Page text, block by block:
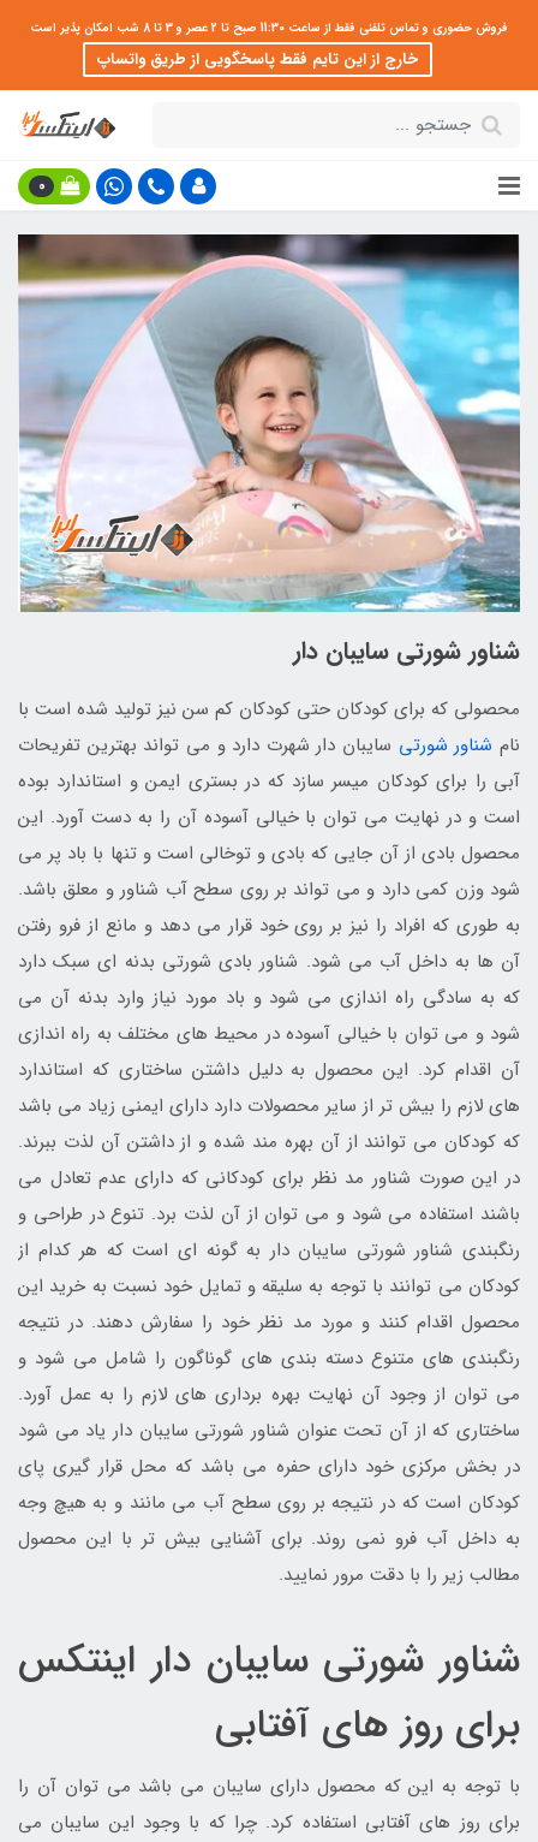
فروش حضوری و تماس تلفنی فقط از ساعت 11:30 صبح تا 2 عصر و 3 تا 8 شب امکان پذیر است
خارج از این تایم فقط پاسخگویی از طریق واتساپ
0
شناور شورتی سایبان دار
محصولی که برای کودکان حتی کودکان کم سن نیز تولید شده است با
نام شناور شورتی سایبان دار شهرت دارد و می تواند بهترین تفریحات
آبی را برای کودکان میسر سازد که در بستری ایمن و استاندارد بوده
است و در نهایت می توان با خیالی آسوده آن را به دست آورد. این
محصول بادی از آن جایی که بادی و توخالی است و تنها با باد پر می
شود وزن کمی دارد و می تواند بر روی سطح آب شناور و معلق باشد.
به طوری که افراد را نیز بر روی خود قرار می دهد و مانع از فرو رفتن
آن ها به داخل آب می شود. شناور بادی شورتی بدنه ای سبک دارد
که به سادگی راه اندازی می شود و باد مورد نیاز وارد بدنه آن می
شود و می توان با خیالی آسوده در محیط های مختلف به راه اندازی
آن اقدام کرد. این محصول به دلیل داشتن ساختاری که استاندارد
های لازم را بیش تر از سایر محصولات دارد دارای ایمنی زیاد می باشد
که کودکان می توانند از آن بهره مند شده و از داشتن آن لذت ببرند.
در این صورت شناور مد نظر برای کودکانی که دارای عدم تعادل می
باشند استفاده می شود و می توان از آن لذت برد. تنوع در طراحی و
رنگبندی شناور شورتی سایبان دار به گونه ای است که هر کدام از
کودکان می توانند با توجه به سلیقه و تمایل خود نسبت به خرید این
محصول اقدام کنند و مورد مد نظر خود را سفارش دهند. در نتیجه
رنگبندی های متنوع دسته بندی های گوناگون را شامل می شود و
می توان از وجود آن نهایت بهره برداری های لازم را به عمل آورد.
ساختاری که از آن تحت عنوان شناور شورتی سایبان دار یاد می شود
در بخش مرکزی خود دارای حفره می باشد که محل قرار گیری پای
کودکان است که در نتیجه بر روی سطح آب می مانند و به هیچ وجه
به داخل آب فرو نمی روند. برای آشنایی بیش تر با این محصول
مطالب زیر را با دقت مرور نمایید.
شناور شورتی سایبان دار اینتکس
برای روز های آفتابی
با توجه به این که محصول دارای سایبان می باشد می توان آن را
برای روز های آفتابی استفاده کرد. چرا که با وجود این سایبان می